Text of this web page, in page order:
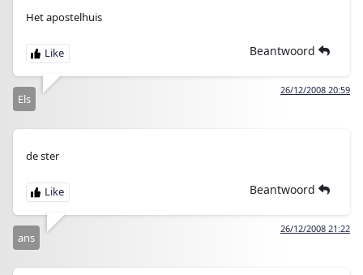
Het apostelhuis
Beantwoord
26/12/2008 20:59
Els
de ster
Beantwoord
26/12/2008 21:22
ans